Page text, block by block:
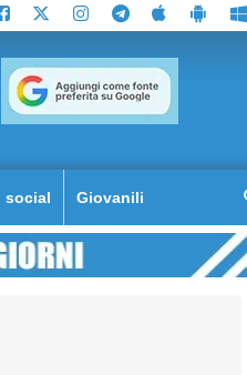
social Giovanili